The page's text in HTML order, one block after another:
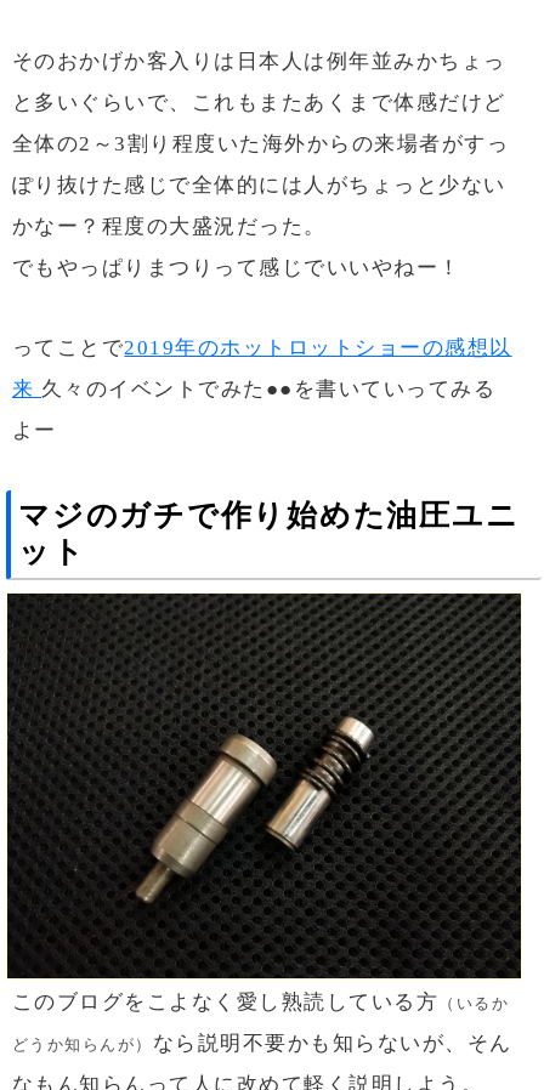
そのおかげか客入りは日本人は例年並みかちょっ
と多いぐらいで、これもまたあくまで体感だけど
全体の2～3割り程度いた海外からの来場者がすっ
ぽり抜けた感じで全体的には人がちょっと少ない
かなー？程度の大盛況だった。
でもやっぱりまつりって感じでいいやねー！
ってことで2019年のホットロットショーの感想以
来 久々のイベントでみた●●を書いていってみる
よー
マジのガチで作り始めた油圧ユニ
ット
このブログをこよなく愛し熟読している方 （いるか
どうか知らんが） なら説明不要かも知らないが、そん
なもん知らんって人に改めて軽く説明しよう。